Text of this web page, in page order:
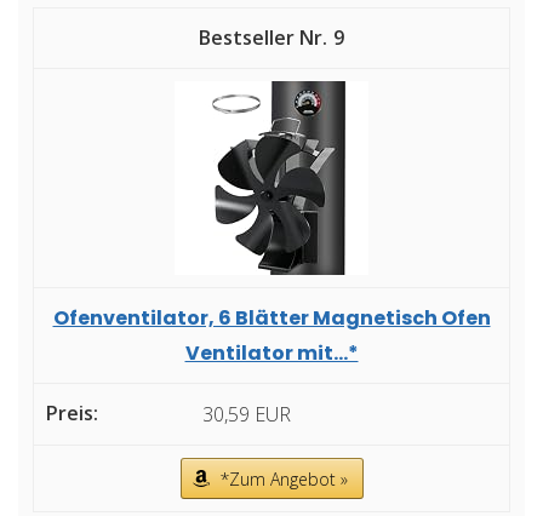
9
Ofenventilator, 6 Blätter Magnetisch Ofen
Ventilator mit...*
30,59 EUR
*Zum Angebot »